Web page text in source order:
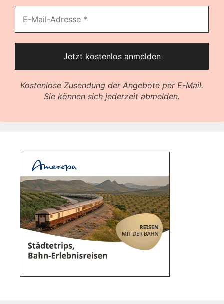
Kostenlose Zusendung der Angebote per E-Mail.
Sie können sich jederzeit abmelden.